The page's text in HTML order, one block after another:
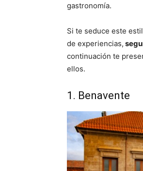
gastronomía.
Si te seduce este
de experiencias,
continuación te
ellos.
1. Benavente